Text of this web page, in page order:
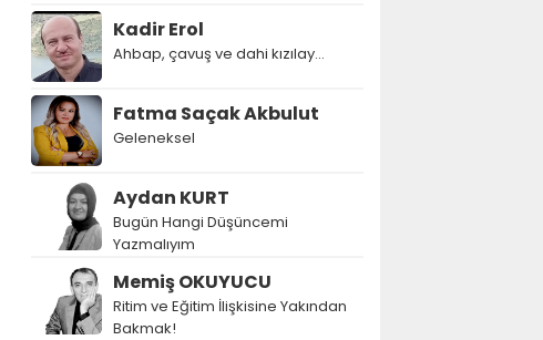
Kadir Erol
Ahbap, çavuş ve dahi kızılay...
Fatma Saçak Akbulut
Geleneksel
Aydan KURT
Bugün Hangi Düşüncemi
Yazmalıyım
Memiş OKUYUCU
Ritim ve Eğitim İlişkisine Yakından
Bakmak!